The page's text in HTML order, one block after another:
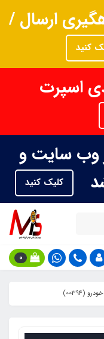
ارسال /
کنید
اسپرت
وب سایت و
کلیک کنید
0
(00394)